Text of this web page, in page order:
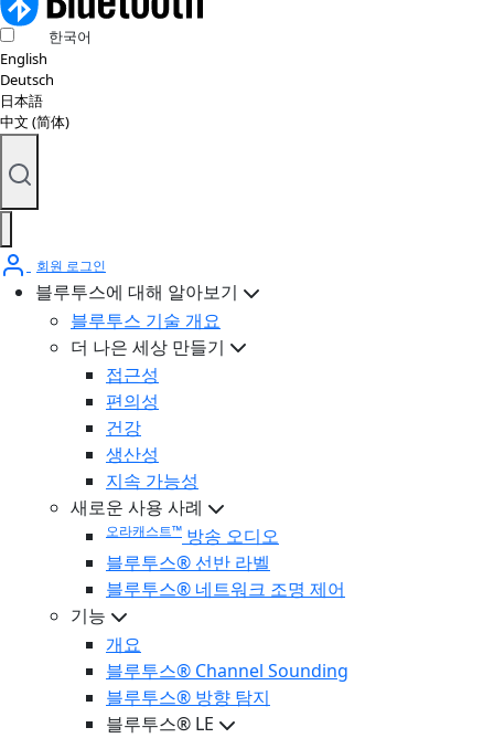
한국어
English
Deutsch
日本語
中文 (简体)
회원 로그인
블루투스에 대해 알아보기
블루투스 기술 개요
더 나은 세상 만들기
접근성
편의성
건강
생산성
지속 가능성
새로운 사용 사례
오라캐스트™ 방송 오디오
블루투스® 선반 라벨
블루투스® 네트워크 조명 제어
기능
개요
블루투스® Channel Sounding
블루투스® 방향 탐지
블루투스® LE